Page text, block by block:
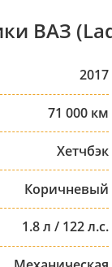
ВАЗ
2017
71 000 км
Хетчбэк
Коричневый
1.8 л / 122 л.с.